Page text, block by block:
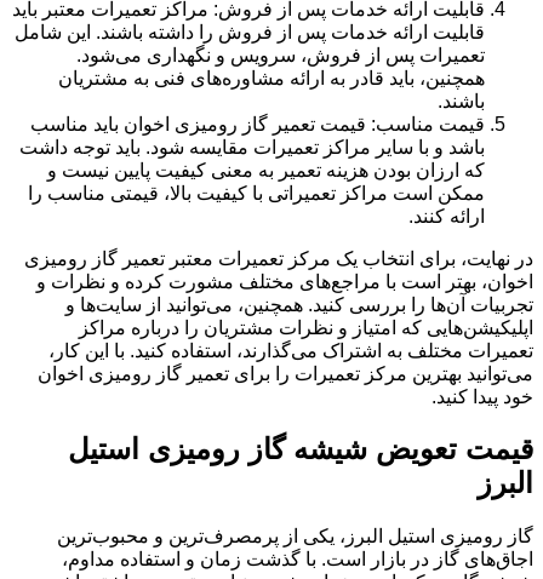
قابلیت ارائه خدمات پس از فروش: مراکز تعمیرات معتبر باید
قابلیت ارائه خدمات پس از فروش را داشته باشند. این شامل
تعمیرات پس از فروش، سرویس و نگهداری می‌شود.
همچنین، باید قادر به ارائه مشاوره‌های فنی به مشتریان
باشند.
قیمت مناسب: قیمت تعمیر گاز رومیزی اخوان باید مناسب
باشد و با سایر مراکز تعمیرات مقایسه شود. باید توجه داشت
که ارزان بودن هزینه تعمیر به معنی کیفیت پایین نیست و
ممکن است مراکز تعمیراتی با کیفیت بالا، قیمتی مناسب را
ارائه کنند.
در نهایت، برای انتخاب یک مرکز تعمیرات معتبر تعمیر گاز رومیزی
اخوان، بهتر است با مراجع‌های مختلف مشورت کرده و نظرات و
تجربیات آن‌ها را بررسی کنید. همچنین، می‌توانید از سایت‌ها و
اپلیکیشن‌هایی که امتیاز و نظرات مشتریان را درباره مراکز
تعمیرات مختلف به اشتراک می‌گذارند، استفاده کنید. با این کار،
می‌توانید بهترین مرکز تعمیرات را برای تعمیر گاز رومیزی اخوان
خود پیدا کنید.
قیمت تعویض شیشه گاز رومیزی استیل
البرز
گاز رومیزی استیل البرز، یکی از پرمصرف‌ترین و محبوب‌ترین
اجاق‌های گاز در بازار است. با گذشت زمان و استفاده مداوم،